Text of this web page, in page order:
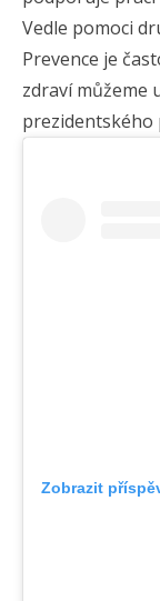
Vedle pomoci
Prevence je
zdraví můžeme
prezidentského
Zobrazit